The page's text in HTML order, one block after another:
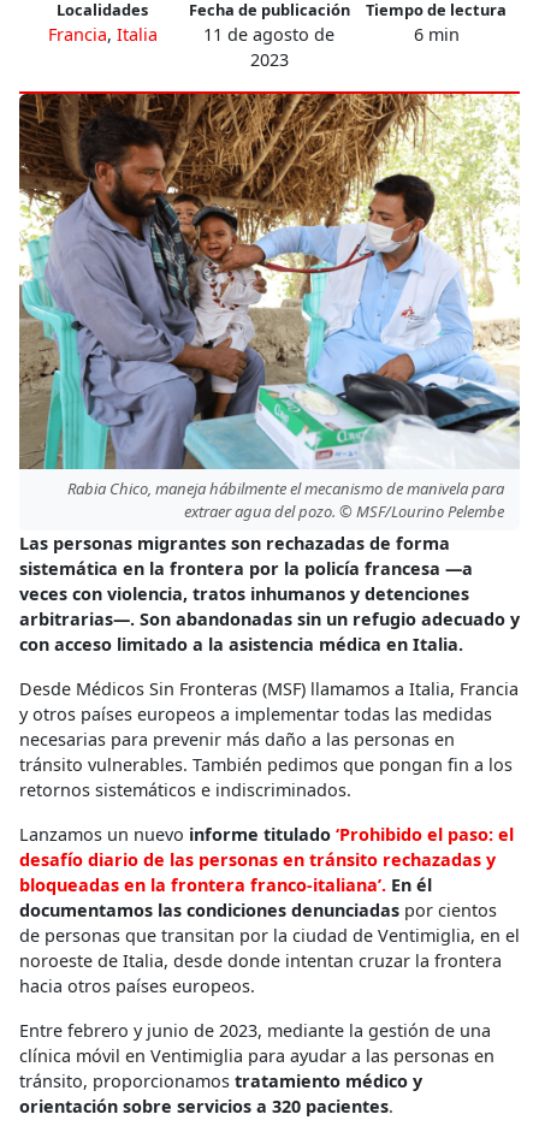
Localidades
Francia, Italia
Fecha de publicación
11 de agosto de
2023
Tiempo de lectura
6 min
Rabia Chico, maneja hábilmente el mecanismo de manivela para
extraer agua del pozo. © MSF/Lourino Pelembe
Las personas migrantes son rechazadas de forma
sistemática en la frontera por la policía francesa —a
veces con violencia, tratos inhumanos y detenciones
arbitrarias—. Son abandonadas sin un refugio adecuado y
con acceso limitado a la asistencia médica en Italia.
Desde Médicos Sin Fronteras (MSF) llamamos a Italia, Francia
y otros países europeos a implementar todas las medidas
necesarias para prevenir más daño a las personas en
tránsito vulnerables. También pedimos que pongan fin a los
retornos sistemáticos e indiscriminados.
Lanzamos un nuevo informe titulado ‘Prohibido el paso: el
desafío diario de las personas en tránsito rechazadas y
bloqueadas en la frontera franco-italiana’. En él
documentamos las condiciones denunciadas por cientos
de personas que transitan por la ciudad de Ventimiglia, en el
noroeste de Italia, desde donde intentan cruzar la frontera
hacia otros países europeos.
Entre febrero y junio de 2023, mediante la gestión de una
clínica móvil en Ventimiglia para ayudar a las personas en
tránsito, proporcionamos tratamiento médico y
orientación sobre servicios a 320 pacientes.